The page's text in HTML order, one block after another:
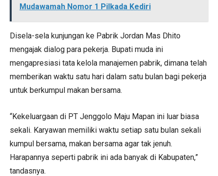
Mudawamah Nomor 1 Pilkada Kediri
Disela-sela kunjungan ke Pabrik Jordan Mas Dhito
mengajak dialog para pekerja. Bupati muda ini
mengapresiasi tata kelola manajemen pabrik, dimana telah
memberikan waktu satu hari dalam satu bulan bagi pekerja
untuk berkumpul makan bersama.
“Kekeluargaan di PT Jenggolo Maju Mapan ini luar biasa
sekali. Karyawan memiliki waktu setiap satu bulan sekali
kumpul bersama, makan bersama agar tak jenuh.
Harapannya seperti pabrik ini ada banyak di Kabupaten,”
tandasnya.